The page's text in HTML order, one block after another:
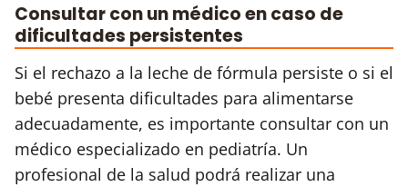
Consultar con un médico en caso de
dificultades persistentes
Si el rechazo a la leche de fórmula persiste o si el
bebé presenta dificultades para alimentarse
adecuadamente, es importante consultar con un
médico especializado en pediatría. Un
profesional de la salud podrá realizar una